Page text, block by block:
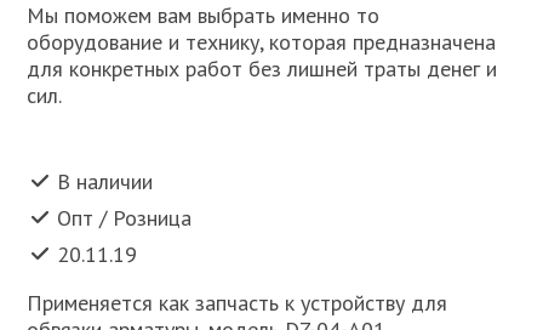
Мы поможем вам выбрать именно то
оборудование и технику, которая предназначена
для конкретных работ без лишней траты денег и
сил.
В наличии
Опт / Розница
20.11.19
Применяется как запчасть к устройству для